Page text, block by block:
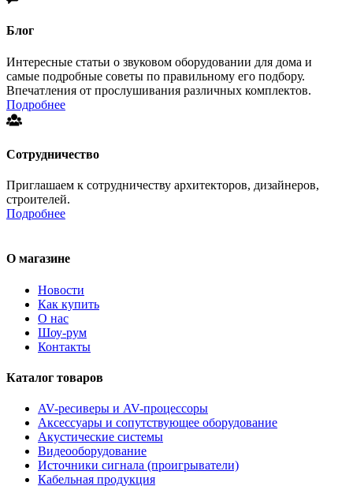
Блог
Интересные статьи о звуковом оборудовании для дома и
самые подробные советы по правильному его подбору.
Впечатления от прослушивания различных комплектов.
Подробнее
Сотрудничество
Приглашаем к сотрудничеству архитекторов, дизайнеров,
строителей.
Подробнее
О магазине
Новости
Как купить
О нас
Шоу-рум
Контакты
Каталог товаров
AV-ресиверы и AV-процессоры
Аксессуары и сопутствующее оборудование
Акустические системы
Видеооборудование
Источники сигнала (проигрыватели)
Кабельная продукция